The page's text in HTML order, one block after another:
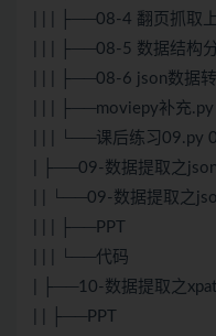
| | | ├──08-4 翻页抓取
| | | ├──08-5 数据结构
| | | ├──08-6 json数据
| | | ├──moviepy补充
| | | └──课后练习09.py
| ├──09-数据提取之
| | └──09-数据提取之
| | | ├──PPT
| | | └──代码
| ├──10-数据提取之
| | ├──PPT